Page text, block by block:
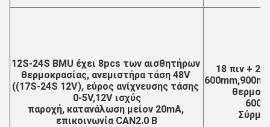
12S-24S BMU έχει 8pcs των αισθητήρων
θερμοκρασίας, ανεμιστήρα τάση 48V
((17S-24S 12V), εύρος ανίχνευσης τάσης
0-5V,12V ισχύς
παροχή, κατανάλωση μείον 20mA,
επικοινωνία CAN2.0 B
18 πιν +
Σύρμα